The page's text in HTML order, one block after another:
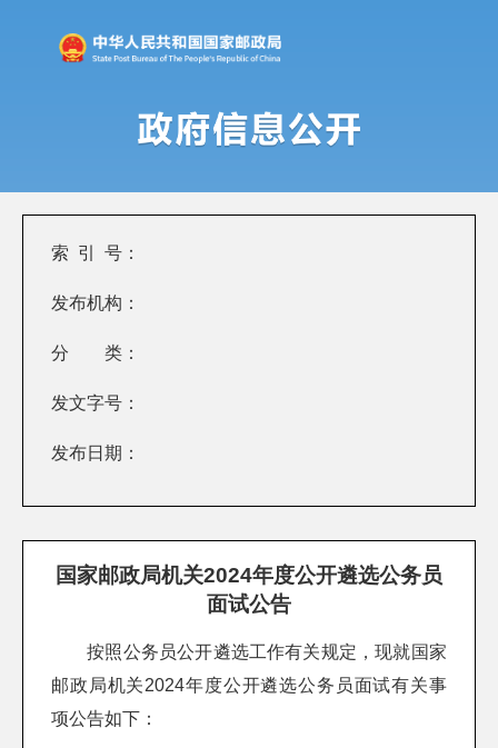
索 引 号：
发布机构：
分 类：
发文字号：
发布日期：
国家邮政局机关2024年度公开遴选公务员
面试公告
按照公务员公开遴选工作有关规定，现就国家
邮政局机关2024年度公开遴选公务员面试有关事
项公告如下：